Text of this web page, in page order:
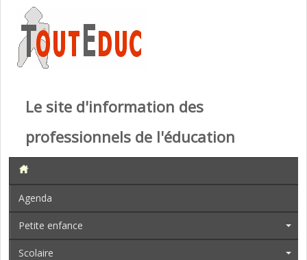
Le site d'information des
professionnels de l'éducation
Agenda
Petite enfance
Scolaire